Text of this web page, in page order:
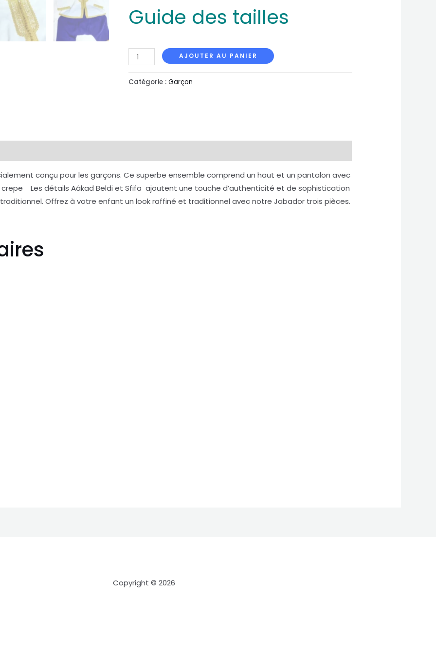
Guide des tailles
AJOUTER AU PANIER
Catégorie : Garçon
conçu pour les garçons. Ce superbe ensemble comprend un haut et un pantalon avec
Les détails Aâkad Beldi et Sfifa ajoutent une touche d’authenticité et de sophistication
Offrez à votre enfant un look raffiné et traditionnel avec notre Jabador trois pièces.
Copyright © 2026